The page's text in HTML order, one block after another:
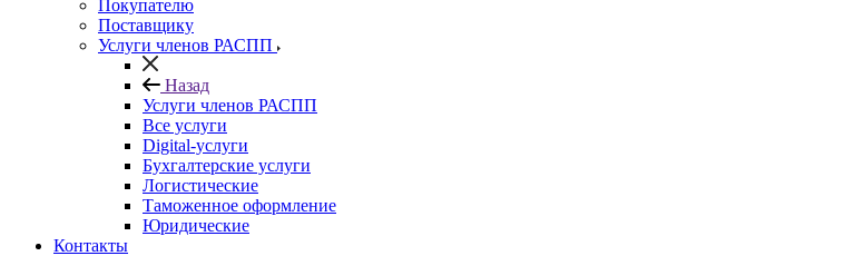
Покупателю
Поставщику
Услуги членов РАСПП
Назад
Услуги членов РАСПП
Все услуги
Digital-услуги
Бухгалтерские услуги
Логистические
Таможенное оформление
Юридические
Контакты